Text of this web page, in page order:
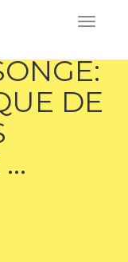
DE
…